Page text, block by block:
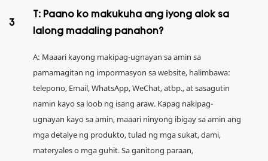
3
T: Paano ko makukuha ang iyong alok sa
lalong madaling panahon?
A: Maaari kayong makipag-ugnayan sa amin sa
pamamagitan ng impormasyon sa website, halimbawa:
telepono, Email, WhatsApp, WeChat, atbp., at sasagutin
namin kayo sa loob ng isang araw. Kapag nakipag-
ugnayan kayo sa amin, maaari ninyong ibigay sa amin ang
mga detalye ng produkto, tulad ng mga sukat, dami,
materyales o mga guhit. Sa ganitong paraan,